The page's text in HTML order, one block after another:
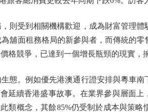
受到相關機構歡迎，成為財富管理體
舖面租務格局的新參與者，而傳統的
競爭，已達到一個增長瓶頸的現實，
。例如優先港澳通行證安排與粵車南
延續香港盛事故事。在業界參與層面
類概念，其餘85%仍受制於成本與策